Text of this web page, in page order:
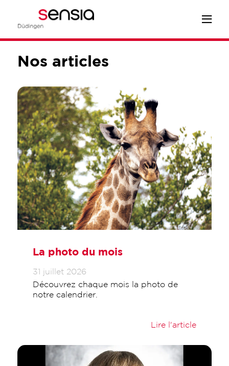
Nos articles
La photo du mois
31 juillet 2026
Découvrez chaque mois la photo de
notre calendrier.
Lire l'article